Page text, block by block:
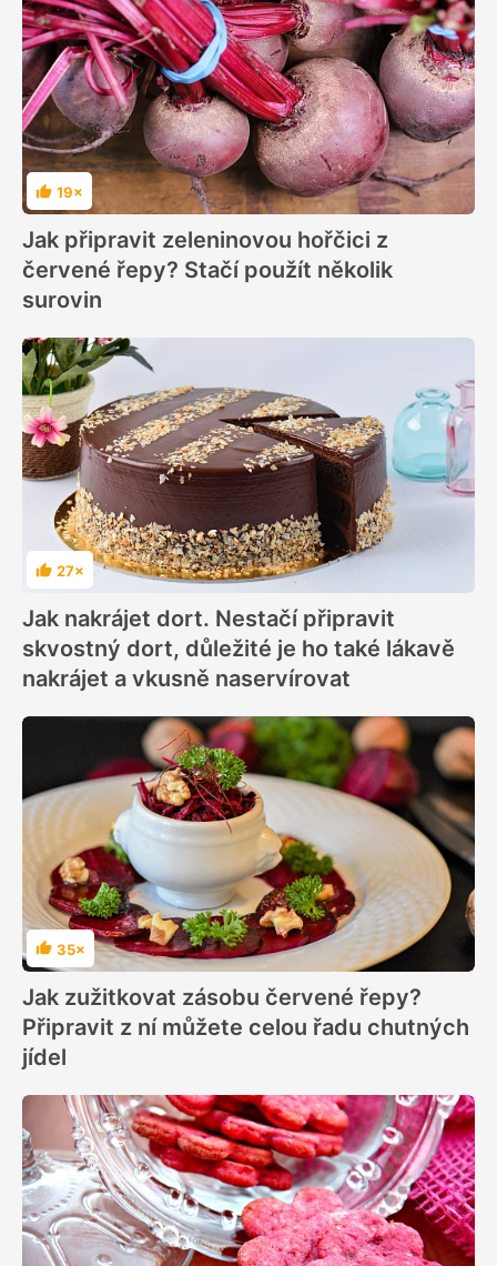
Hodnocení
19×
Jak připravit zeleninovou hořčici z
červené řepy? Stačí použít několik
surovin
Hodnocení
27×
Jak nakrájet dort. Nestačí připravit
skvostný dort, důležité je ho také lákavě
nakrájet a vkusně naservírovat
Hodnocení
35×
Jak zužitkovat zásobu červené řepy?
Připravit z ní můžete celou řadu chutných
jídel